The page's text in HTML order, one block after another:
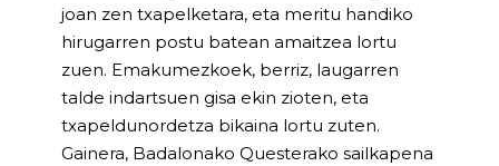
joan zen txapelketara, eta meritu handiko
hirugarren postu batean amaitzea lortu
zuen. Emakumezkoek, berriz, laugarren
talde indartsuen gisa ekin zioten, eta
txapeldunordetza bikaina lortu zuten.
Gainera, Badalonako Questerako sailkapena